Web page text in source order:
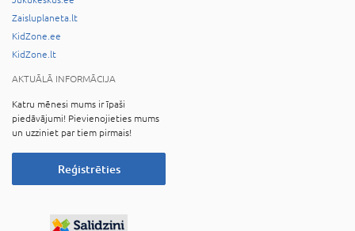
Zaisluplaneta.lt
KidZone.ee
KidZone.lt
AKTUĀLĀ INFORMĀCIJA
Katru mēnesi mums ir īpaši
piedāvājumi! Pievienojieties mums
un uzziniet par tiem pirmais!
Reģistrēties